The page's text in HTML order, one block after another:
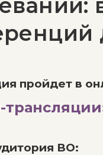
пройдет в
ВО: